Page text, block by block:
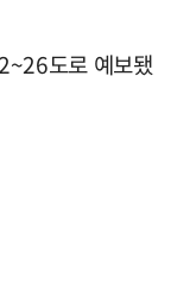
도로 예보됐